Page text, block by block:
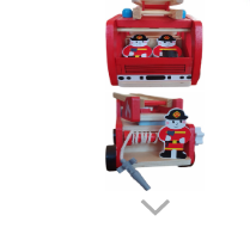
Jucarii sub 59 lei